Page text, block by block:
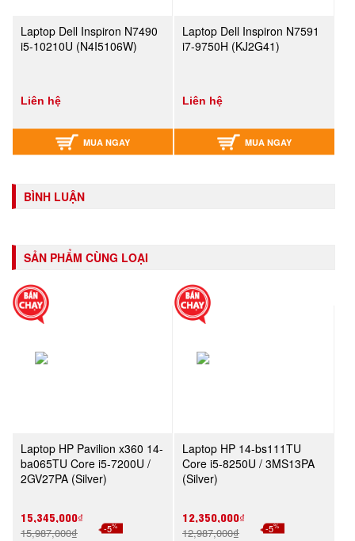
Laptop Dell Inspiron N7490
i5-10210U (N4I5106W)
Liên hệ
MUA NGAY
Laptop Dell Inspiron N7591
i7-9750H (KJ2G41)
Liên hệ
MUA NGAY
BÌNH LUẬN
SẢN PHẨM CÙNG LOẠI
Laptop HP Pavilion x360 14-
ba065TU Core i5-7200U /
2GV27PA (Silver)
15,345,000₫
15,987,000₫ -5%
Laptop HP 14-bs111TU
Core i5-8250U / 3MS13PA
(Silver)
12,350,000₫
12,987,000₫ -5%